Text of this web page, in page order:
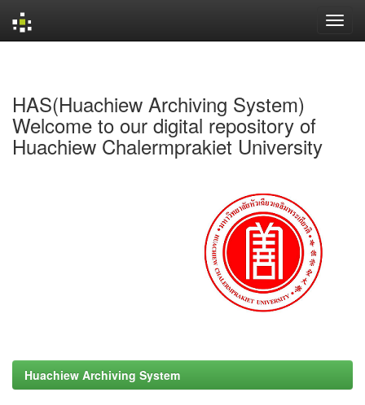
HAS(Huachiew Archiving System)
Welcome to our digital repository of
Huachiew Chalermprakiet University
Huachiew Archiving System